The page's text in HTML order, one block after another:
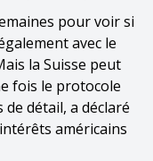
pour voir si
avec le
la Suisse peut
fois le protocole
détail, a déclaré
américains